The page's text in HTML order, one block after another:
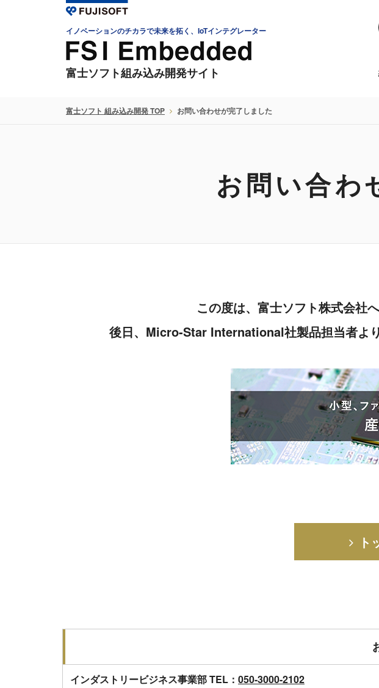
イノベーションのチカラで未来を拓く、IoTインテグレーター
富士ソフト組み込み開発サイト
富士ソフト 組み込み開発 TOP お問い合わせが完了しました
お問い合わ
この度は、富士ソフト株式会社
後日、Micro-Star International社製品担当者よ
ト
インダストリービジネス事業部 TEL： 050-3000-2102